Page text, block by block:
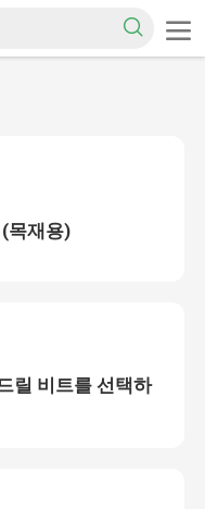
목재용)
릴 비트를 선택하